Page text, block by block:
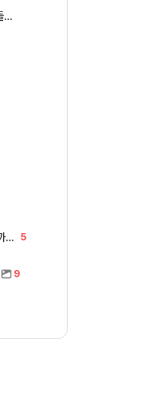
BMW 수리비 vs 볼보 수리비 누가 더 많이 들까요 ㅎ
5인 가족 제주도 여행가는데 렌트카 뭐 빌릴까요 ㅎ 5
9